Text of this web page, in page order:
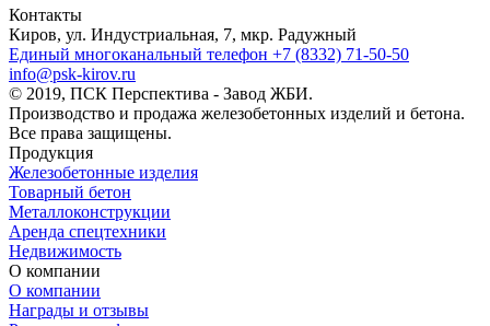
Контакты
Киров, ул. Индустриальная, 7, мкр. Радужный
Единый многоканальный телефон +7 (8332) 71-50-50
info@psk-kirov.ru
© 2019, ПСК Перспектива - Завод ЖБИ.
Производство и продажа железобетонных изделий и бетона.
Все права защищены.
Продукция
Железобетонные изделия
Товарный бетон
Металлоконструкции
Аренда спецтехники
Недвижимость
О компании
О компании
Награды и отзывы